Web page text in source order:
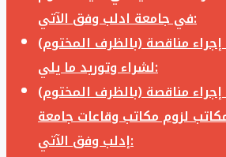
في جامعة ادلب وفق الآتي:
مناقصة (بالظرف المختوم)
لشراء وتوريد ما يلي:
مناقصة (بالظرف المختوم)
لزوم مكاتب وقاعات جامعة
إدلب وفق الآتي: